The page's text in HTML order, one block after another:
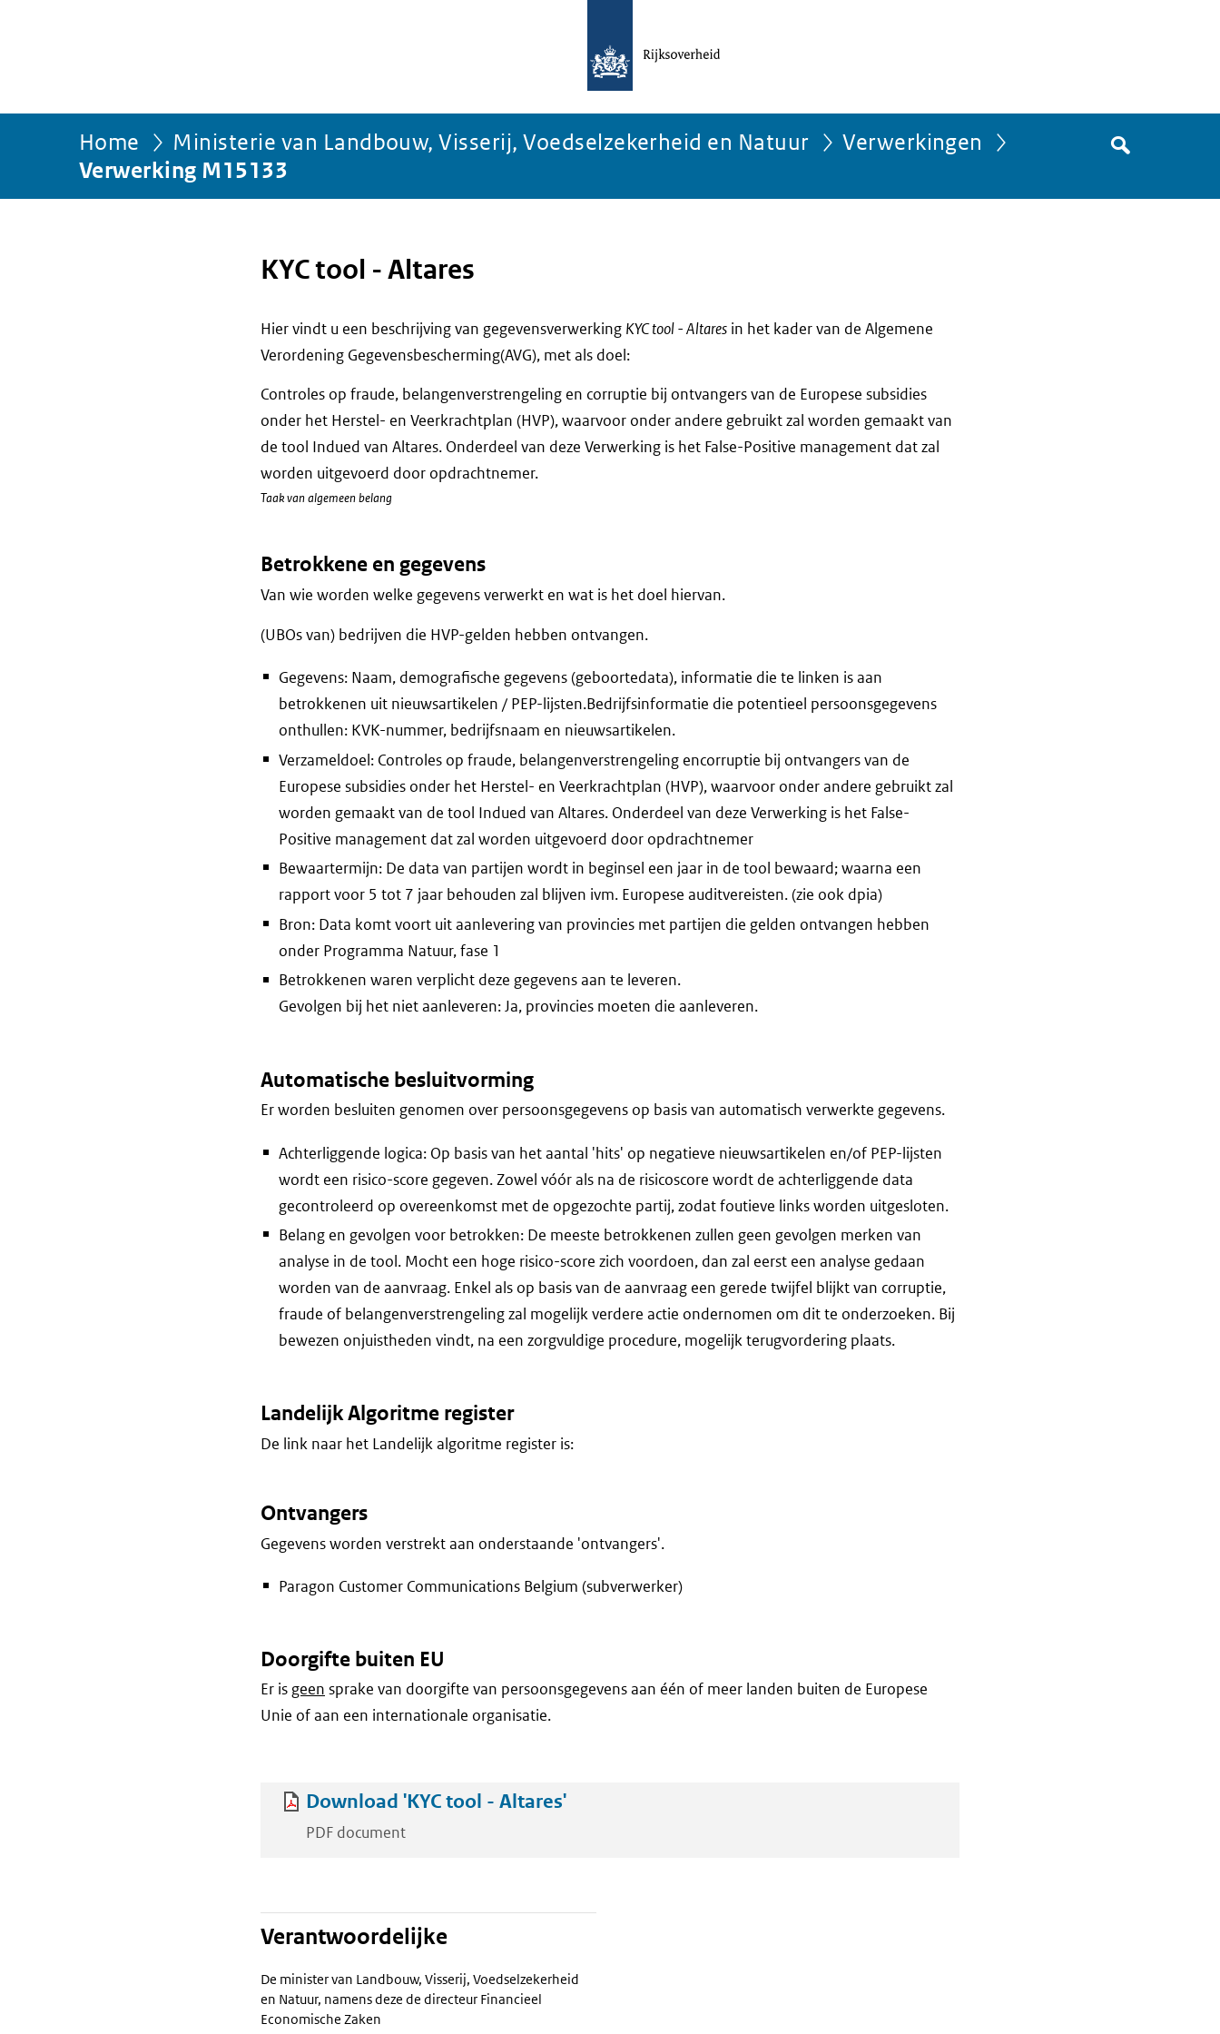
Home Ministerie van Landbouw, Visserij, Voedselzekerheid en Natuur Verwerkingen
Verwerking M15133
Zoek
in
register
KYC tool - Altares
Hier vindt u een beschrijving van gegevensverwerking KYC tool - Altares in het kader van de Algemene
Verordening Gegevensbescherming(AVG), met als doel:
Controles op fraude, belangenverstrengeling en corruptie bij ontvangers van de Europese subsidies
onder het Herstel- en Veerkrachtplan (HVP), waarvoor onder andere gebruikt zal worden gemaakt van
de tool Indued van Altares. Onderdeel van deze Verwerking is het False-Positive management dat zal
worden uitgevoerd door opdrachtnemer.
Taak van algemeen belang
Betrokkene en gegevens
Van wie worden welke gegevens verwerkt en wat is het doel hiervan.
(UBOs van) bedrijven die HVP-gelden hebben ontvangen.
Gegevens: Naam, demografische gegevens (geboortedata), informatie die te linken is aan
betrokkenen uit nieuwsartikelen / PEP-lijsten.Bedrijfsinformatie die potentieel persoonsgegevens
onthullen: KVK-nummer, bedrijfsnaam en nieuwsartikelen.
Verzameldoel: Controles op fraude, belangenverstrengeling encorruptie bij ontvangers van de
Europese subsidies onder het Herstel- en Veerkrachtplan (HVP), waarvoor onder andere gebruikt zal
worden gemaakt van de tool Indued van Altares. Onderdeel van deze Verwerking is het False-
Positive management dat zal worden uitgevoerd door opdrachtnemer
Bewaartermijn: De data van partijen wordt in beginsel een jaar in de tool bewaard; waarna een
rapport voor 5 tot 7 jaar behouden zal blijven ivm. Europese auditvereisten. (zie ook dpia)
Bron: Data komt voort uit aanlevering van provincies met partijen die gelden ontvangen hebben
onder Programma Natuur, fase 1
Betrokkenen waren verplicht deze gegevens aan te leveren.
Gevolgen bij het niet aanleveren: Ja, provincies moeten die aanleveren.
Automatische besluitvorming
Er worden besluiten genomen over persoonsgegevens op basis van automatisch verwerkte gegevens.
Achterliggende logica: Op basis van het aantal 'hits' op negatieve nieuwsartikelen en/of PEP-lijsten
wordt een risico-score gegeven. Zowel vóór als na de risicoscore wordt de achterliggende data
gecontroleerd op overeenkomst met de opgezochte partij, zodat foutieve links worden uitgesloten.
Belang en gevolgen voor betrokken: De meeste betrokkenen zullen geen gevolgen merken van
analyse in de tool. Mocht een hoge risico-score zich voordoen, dan zal eerst een analyse gedaan
worden van de aanvraag. Enkel als op basis van de aanvraag een gerede twijfel blijkt van corruptie,
fraude of belangenverstrengeling zal mogelijk verdere actie ondernomen om dit te onderzoeken. Bij
bewezen onjuistheden vindt, na een zorgvuldige procedure, mogelijk terugvordering plaats.
Landelijk Algoritme register
De link naar het Landelijk algoritme register is:
Ontvangers
Gegevens worden verstrekt aan onderstaande 'ontvangers'.
Paragon Customer Communications Belgium (subverwerker)
Doorgifte buiten EU
Er is geen sprake van doorgifte van persoonsgegevens aan één of meer landen buiten de Europese
Unie of aan een internationale organisatie.
Download 'KYC tool - Altares'
PDF document
Verantwoordelijke
De minister van Landbouw, Visserij, Voedselzekerheid
en Natuur, namens deze de directeur Financieel
Economische Zaken